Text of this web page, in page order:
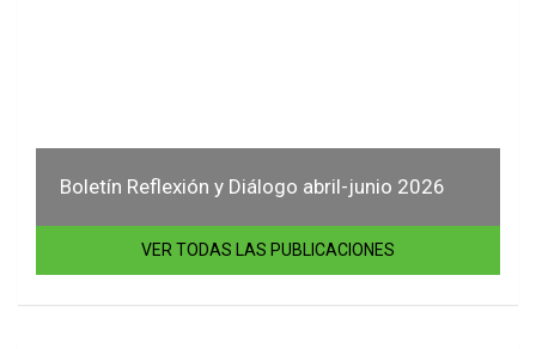
Boletín Reflexión y Diálogo abril-junio 2026
VER TODAS LAS PUBLICACIONES